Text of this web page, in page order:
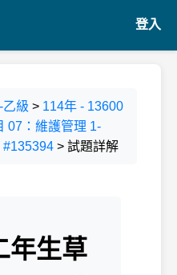
登入
級 > 114年 - 13600
07：維護管理 1-
#135394 > 試題詳解
年生草